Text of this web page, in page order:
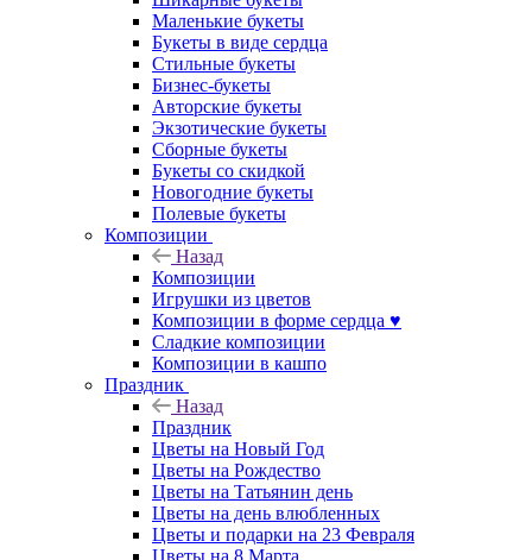
Маленькие букеты
Букеты в виде сердца
Стильные букеты
Бизнес-букеты
Авторские букеты
Экзотические букеты
Сборные букеты
Букеты со скидкой
Новогодние букеты
Полевые букеты
Композиции
Назад
Композиции
Игрушки из цветов
Композиции в форме сердца ♥
Сладкие композиции
Композиции в кашпо
Праздник
Назад
Праздник
Цветы на Новый Год
Цветы на Рождество
Цветы на Татьянин день
Цветы на день влюбленных
Цветы и подарки на 23 Февраля
Цветы на 8 Марта